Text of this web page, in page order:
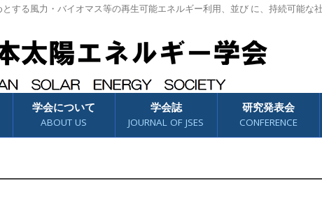
する風力・バイオマス等の再生可能エネルギー利用、並び に、持続可能
学会について
ABOUT US
学会誌
JOURNAL OF JSES
研究発表会
CONFERENCE